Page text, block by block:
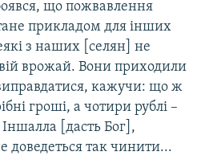
що пожвавлення
прикладом для інших
з наших [селян] не
врожай. Вони приходили
кажучи: що ж
гроші, а чотири рублі –
[дасть Бог],
доведеться так чинити...